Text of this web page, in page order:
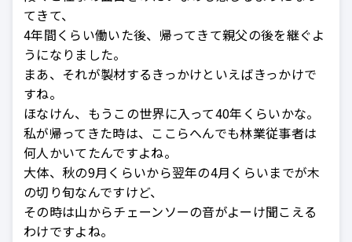
てきて、
4年間くらい働いた後、帰ってきて親父の後を継ぐよ
うになりました。
まあ、それが製材するきっかけといえばきっかけで
すね。
ほなけん、もうこの世界に入って40年くらいかな。
私が帰ってきた時は、ここらへんでも林業従事者は
何人かいてたんですよね。
大体、秋の9月くらいから翌年の4月くらいまでが木
の切り旬なんですけど、
その時は山からチェーンソーの音がよーけ聞こえる
わけですよね。